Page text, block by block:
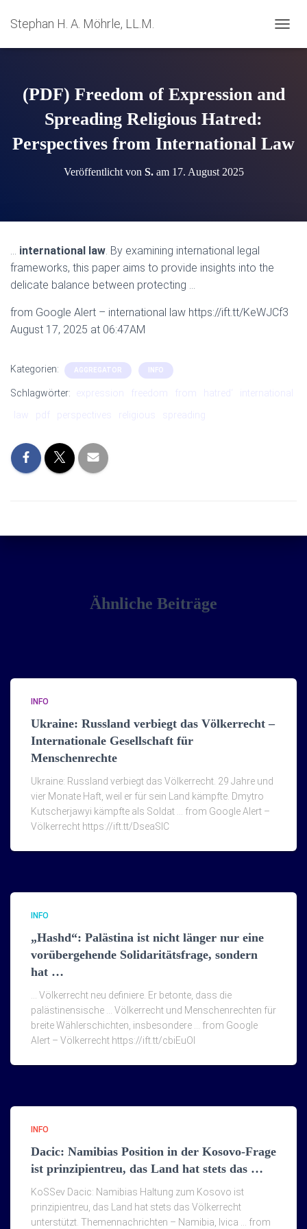
Stephan H. A. Möhrle, LL.M.
A
G
A
N
(PDF) Freedom of Expression and
Spreading Religious Hatred:
Perspectives from International Law
Veröffentlicht von S.am 17. August 2025
… international law. By examining international legal
frameworks, this paper aims to provide insights into the
delicate balance between protecting …
from Google Alert – international law https://ift.tt/KeWJCf3
August 17, 2025 at 06:47AM
Kategorien: AGGREGATOR INFO
Schlagwörter: expression freedom from hatred‘
international
law
pdf perspectives religious spreading
Ähnliche Beiträge
INFO
Ukraine: Russland verbiegt das Völkerrecht –
Internationale Gesellschaft für
Menschenrechte
Ukraine: Russland verbiegt das Völkerrecht. 29 Jahre und
vier Monate Haft, weil er für sein Land kämpfte. Dmytro
Kutscherjawyi kämpfte als Soldat … from Google Alert –
Völkerrecht https://ift.tt/DseaSlC
INFO
„Hashd“: Palästina ist nicht länger nur eine
vorübergehende Solidaritätsfrage, sondern
hat …
… Völkerrecht neu definiere. Er betonte, dass die
palästinensische … Völkerrecht und Menschenrechten für
breite Wählerschichten, insbesondere … from Google
Alert – Völkerrecht https://ift.tt/cbiEuOI
INFO
Dacic: Namibias Position in der Kosovo-Frage
ist prinzipientreu, das Land hat stets das …
KoSSev Dacic: Namibias Haltung zum Kosovo ist
prinzipientreu, das Land hat stets das Völkerrecht
unterstützt. Themennachrichten – Namibia, Ivica … from